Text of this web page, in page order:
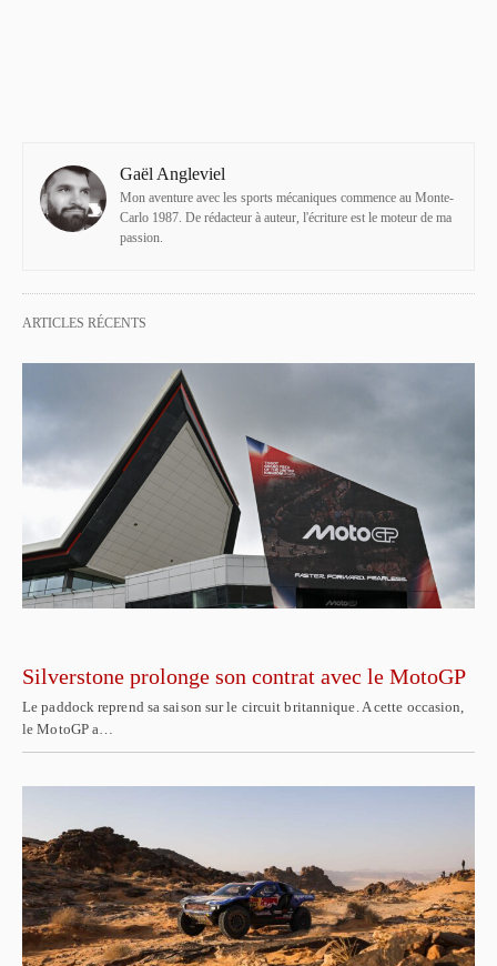
Gaël Angleviel
Mon aventure avec les sports mécaniques commence au Monte-
Carlo 1987. De rédacteur à auteur, l'écriture est le moteur de ma
passion.
ARTICLES RÉCENTS
Silverstone prolonge son contrat avec le MotoGP
Le paddock reprend sa saison sur le circuit britannique. A cette occasion,
le MotoGP a…